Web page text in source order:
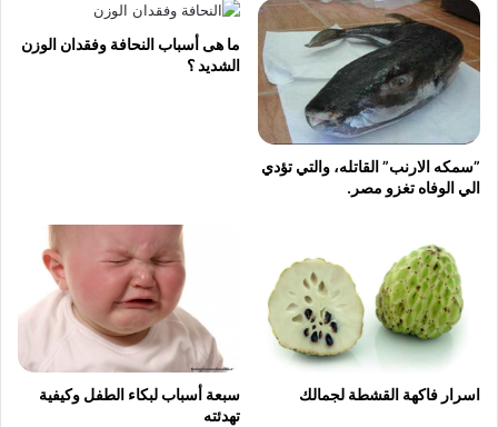
”سمكه الارنب” القاتله، والتي تؤدي
الي الوفاه تغزو مصر.
ما هى أسباب النحافة وفقدان الوزن
الشديد ؟
اسرار فاكهة القشطة لجمالك
سبعة أسباب لبكاء الطفل وكيفية
تهدئته